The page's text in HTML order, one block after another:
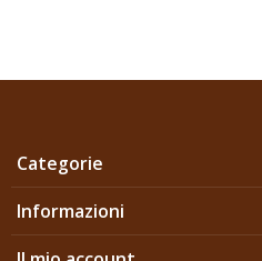
Categorie
Informazioni